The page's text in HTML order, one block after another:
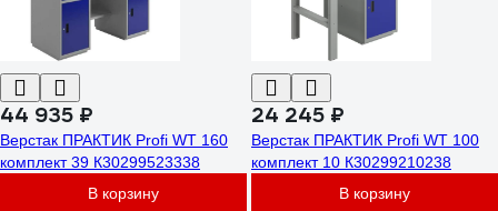
44 935 ₽
Верстак ПРАКТИК Profi WT 160
комплект 39 К30299523338
В корзину
24 245 ₽
Верстак ПРАКТИК Profi WT 100
комплект 10 К30299210238
В корзину